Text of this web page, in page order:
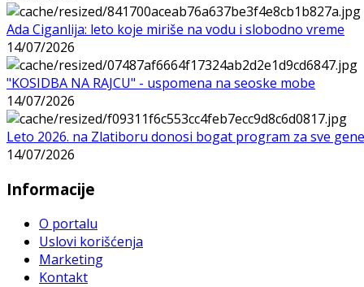
Ada Ciganlija: leto koje miriše na vodu i slobodno vreme
14/07/2026
"KOSIDBA NA RAJCU" - uspomena na seoske mobe
14/07/2026
Leto 2026. na Zlatiboru donosi bogat program za sve
14/07/2026
Informacije
O portalu
Uslovi korišćenja
Marketing
Kontakt